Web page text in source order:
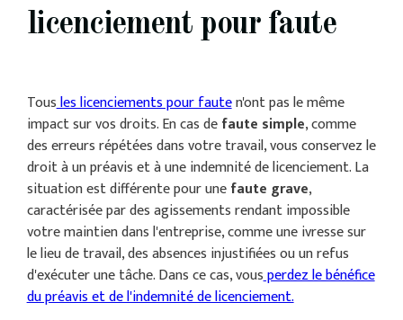
licenciement pour faute
Tousles licenciements pour fauten'ont pas le même
impact sur vos droits. En cas defaute simple, comme
des erreurs répétées dans votre travail, vous conservez le
droit à un préavis et à une indemnité de licenciement. La
situation est différente pour unefaute grave,
caractérisée par des agissements rendant impossible
votre maintien dans l'entreprise, comme une ivresse sur
le lieu de travail, des absences injustifiées ou un refus
d'exécuter une tâche. Dans ce cas, vousperdez le bénéfice
du préavis et de l'indemnité de licenciement.